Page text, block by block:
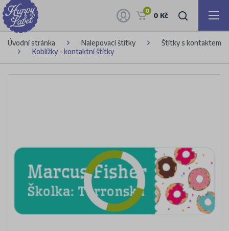
0
0 Kč
Úvodní stránka Nalepovací štítky
Štítky s kontaktem
Koblížky - kontaktní štítky